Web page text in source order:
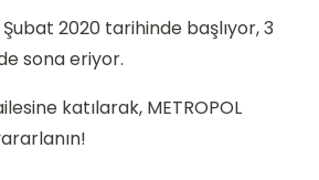
2020 tarihinde başlıyor, 3
sona eriyor.
katılarak, METROPOL